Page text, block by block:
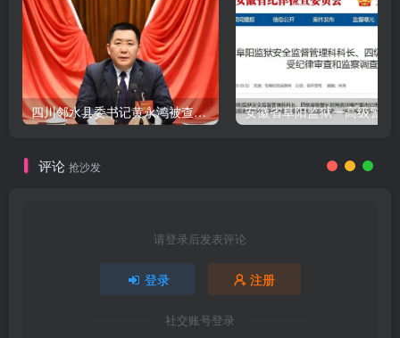
四川邻水县委书记黄永鸿被查，9天前还公开出席活动
评论 抢沙发
请登录后发表评论
登录 注册
社交账号登录